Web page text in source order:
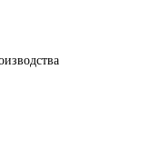
производства